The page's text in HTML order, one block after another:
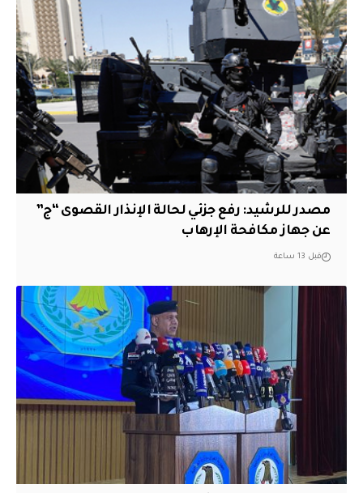
مصدر للرشيد: رفع جزئي لحالة الإنذار القصوى “ج”
عن جهاز مكافحة الإرهاب
قبل 13 ساعة